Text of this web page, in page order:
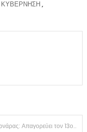
ΚΥΒΕΡΝΗΣΗ,
Στουρνάρας: Απαγορεύει τον 13ο και 14ο μισθό στο δημόσιο τομέα